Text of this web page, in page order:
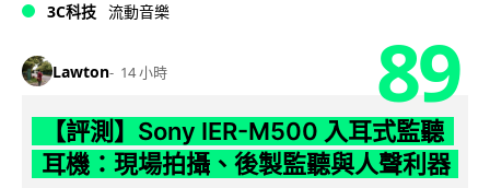
3C科技 流動音樂
Lawton 14 小時 89
【評測】Sony IER-M500 入耳式監聽
耳機：現場拍攝、後製監聽與人聲利器